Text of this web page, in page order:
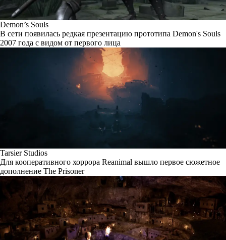
Demon’s Souls
В сети появилась редкая презентацию прототипа Demon's Souls
2007 года с видом от первого лица
Tarsier Studios
Для кооперативного хоррора Reanimal вышло первое сюжетное
дополнение The Prisoner